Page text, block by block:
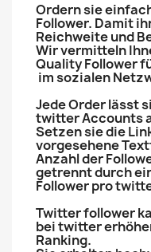
Ordern sie
Follower. Damit
Reichweite und
Wir vermitteln
Quality Follower
im sozialen
Jede Order lässt
twitter Accounts
Setzen sie die
vorgesehene
Anzahl der
getrennt durch
Follower pro
Twitter follower
bei twitter
Ranking.